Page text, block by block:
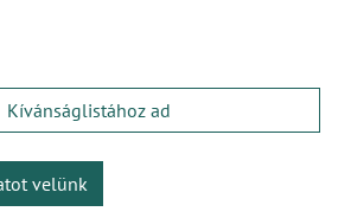
Kívánságlistához ad
velünk